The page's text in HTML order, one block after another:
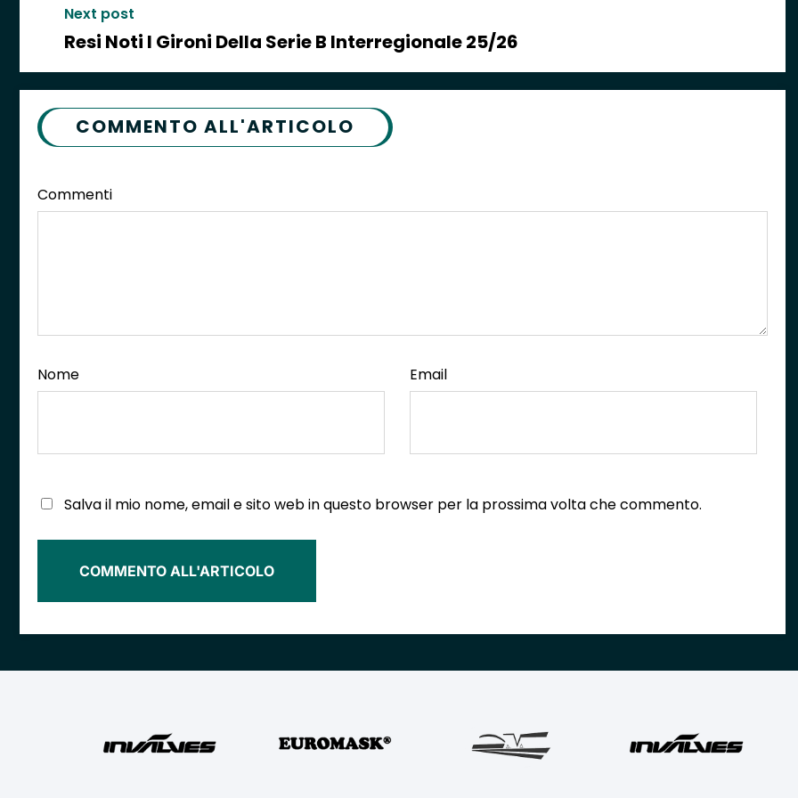
Next post
Resi Noti I Gironi Della Serie B Interregionale 25/26
COMMENTO ALL'ARTICOLO
Commenti
Nome Email
Salva il mio nome, email e sito web in questo browser per la prossima volta che commento.